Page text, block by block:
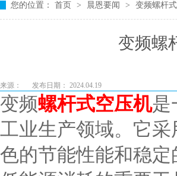
您的位置： 首页 > 晨恩要闻 > 变频螺杆
变频螺
来源： 发布日期： 2024.04.19
变频螺杆式空压机是
工业生产领域。它
色的节能性能和稳